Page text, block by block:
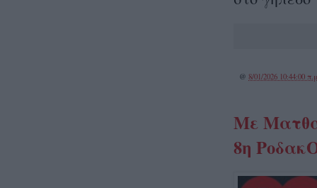
@ 8/01/2026 10:44:00
Με
8η